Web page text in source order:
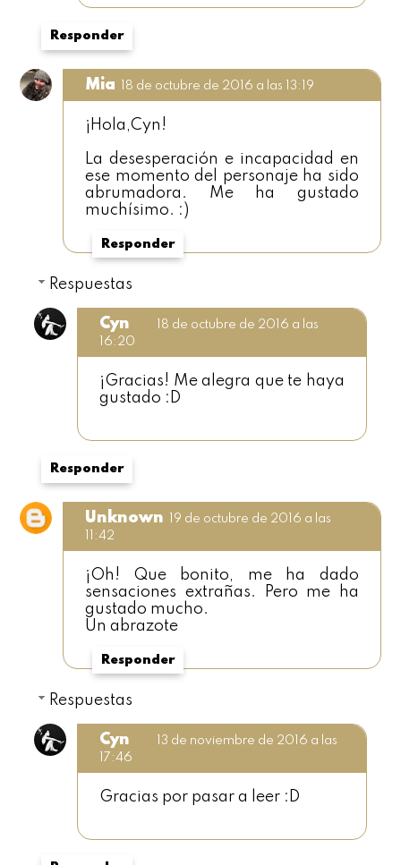
Responder
Mia 18 de octubre de 2016 a las 13:19
¡Hola,Cyn!
La desesperación e incapacidad en
ese momento del personaje ha sido
abrumadora. Me ha gustado
muchísimo. :)
Responder
Respuestas
Cyn
18 de octubre de 2016 a las
16:20
¡Gracias! Me alegra que te haya
gustado :D
Responder
Unknown
19 de octubre de 2016 a las
11:42
¡Oh! Que bonito, me ha dado
sensaciones extrañas. Pero me ha
gustado mucho.
Un abrazote
Responder
Respuestas
Cyn
13 de noviembre de 2016 a las
17:46
Gracias por pasar a leer :D